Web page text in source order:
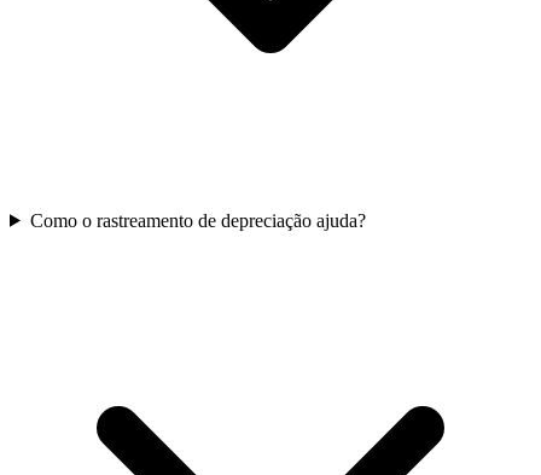
Como o rastreamento de depreciação ajuda?